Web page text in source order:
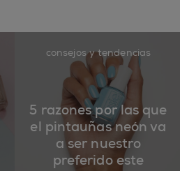
consejos y tendencias
5 razones por las que
el pintauñas neón va
a ser nuestro
preferido este